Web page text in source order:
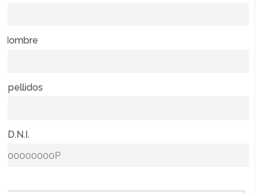
Nombre
Apellidos
* D.N.I.